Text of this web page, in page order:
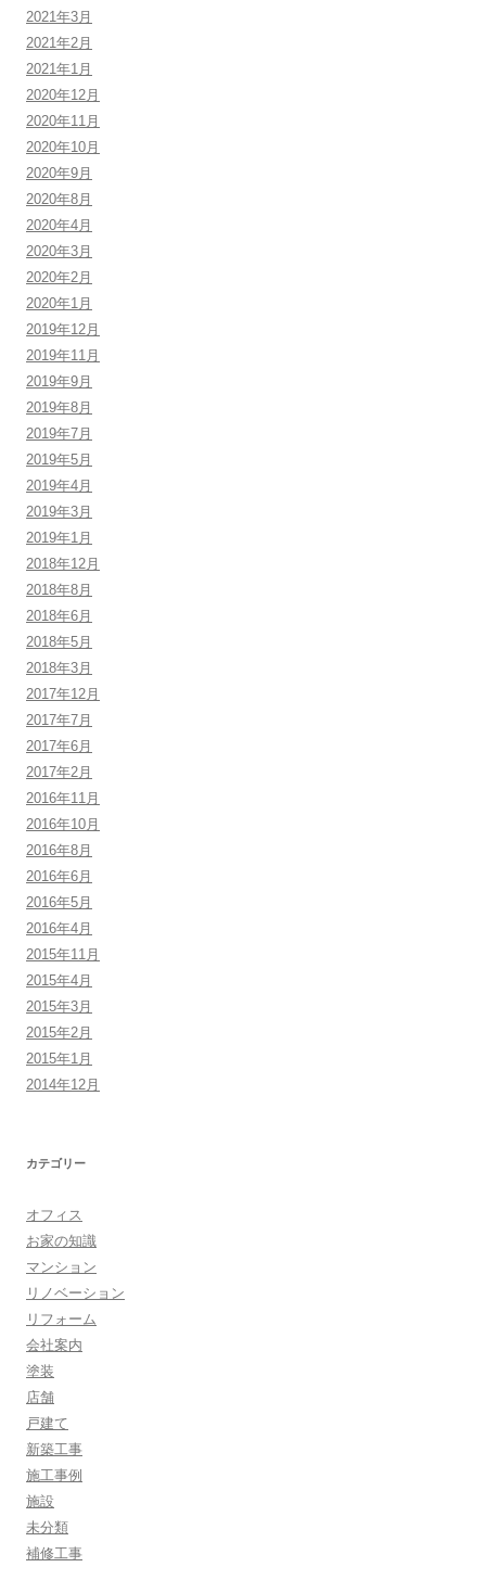
2021年3月
2021年2月
2021年1月
2020年12月
2020年11月
2020年10月
2020年9月
2020年8月
2020年4月
2020年3月
2020年2月
2020年1月
2019年12月
2019年11月
2019年9月
2019年8月
2019年7月
2019年5月
2019年4月
2019年3月
2019年1月
2018年12月
2018年8月
2018年6月
2018年5月
2018年3月
2017年12月
2017年7月
2017年6月
2017年2月
2016年11月
2016年10月
2016年8月
2016年6月
2016年5月
2016年4月
2015年11月
2015年4月
2015年3月
2015年2月
2015年1月
2014年12月
カテゴリー
オフィス
お家の知識
マンション
リノベーション
リフォーム
会社案内
塗装
店舗
戸建て
新築工事
施工事例
施設
未分類
補修工事